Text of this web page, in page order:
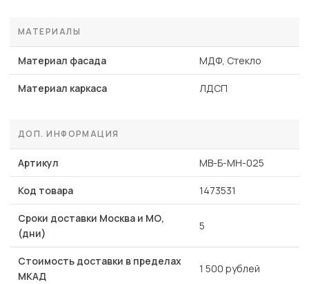
МАТЕРИАЛЫ
Материал фасада МДФ, Стекло
Материал каркаса ЛДСП
ДОП. ИНФОРМАЦИЯ
Артикул MB-Б-МН-025
Код товара 1473531
Сроки доставки Москва и МО,
(дни)
5
Стоимость доставки в пределах
МКАД
1 500 рублей